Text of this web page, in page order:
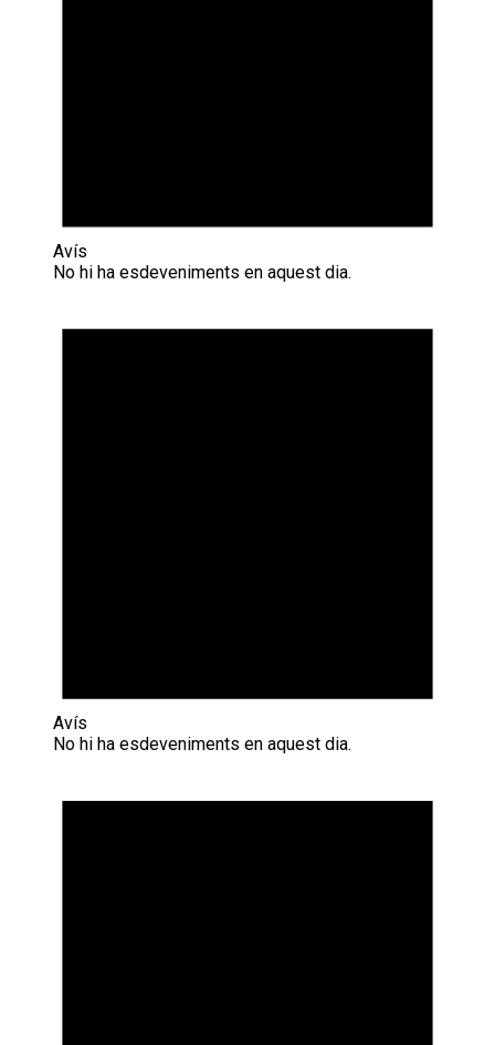
Avís
No hi ha esdeveniments en aquest dia.
Avís
No hi ha esdeveniments en aquest dia.